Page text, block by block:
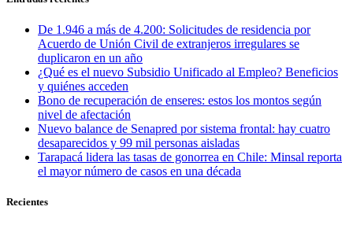
De 1.946 a más de 4.200: Solicitudes de residencia por
Acuerdo de Unión Civil de extranjeros irregulares se
duplicaron en un año
¿Qué es el nuevo Subsidio Unificado al Empleo? Beneficios
y quiénes acceden
Bono de recuperación de enseres: estos los montos según
nivel de afectación
Nuevo balance de Senapred por sistema frontal: hay cuatro
desaparecidos y 99 mil personas aisladas
Tarapacá lidera las tasas de gonorrea en Chile: Minsal reporta
el mayor número de casos en una década
Recientes